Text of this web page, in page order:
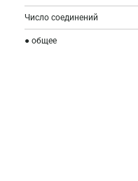
Число соединений
● общее